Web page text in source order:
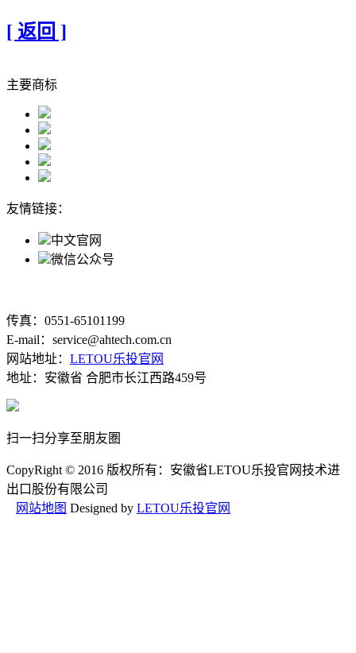
[ 返回 ]
主要商标
友情链接：
中文官网
微信公众号
传真：0551-65101199
E-mail：service@ahtech.com.cn
网站地址： LETOU乐投官网
地址：安徽省 合肥市长江西路459号
扫一扫分享至朋友圏
CopyRight © 2016 版权所有：安徽省LETOU乐投官网技术进
出口股份有限公司
网站地图 Designed by LETOU乐投官网